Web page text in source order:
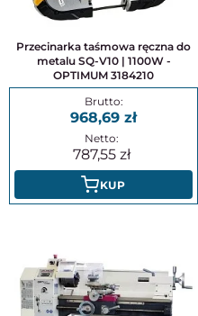
Przecinarka taśmowa ręczna do
metalu SQ-V10 | 1100W -
OPTIMUM 3184210
968,69
787,55
KUP